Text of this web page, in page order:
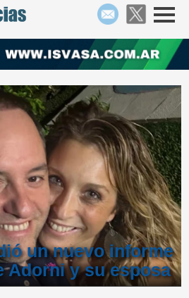
un nuevo informe
Adorni y su esposa